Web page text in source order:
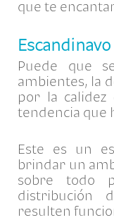
que te
Escandinavo
Puede que
ambientes, la
por la
tendencia que
Este es un
brindar un
sobre todo
distribución
resulten